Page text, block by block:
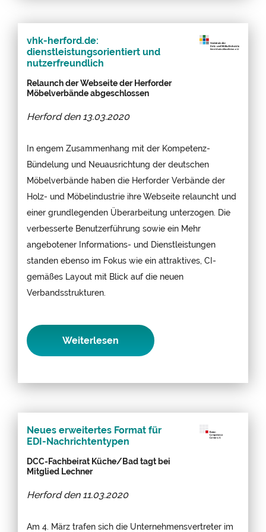
vhk-herford.de:
dienstleistungsorientiert und
nutzerfreundlich
Relaunch der Webseite der Herforder
Möbelverbände abgeschlossen
Herford den 13.03.2020
In engem Zusammenhang mit der Kompetenz-
Bündelung und Neuausrichtung der deutschen
Möbelverbände haben die Herforder Verbände der
Holz- und Möbelindustrie ihre Webseite relauncht und
einer grundlegenden Überarbeitung unterzogen. Die
verbesserte Benutzerführung sowie ein Mehr
angebotener Informations- und Dienstleistungen
standen ebenso im Fokus wie ein attraktives, CI-
gemäßes Layout mit Blick auf die neuen
Verbandsstrukturen.
Weiterlesen
Neues erweitertes Format für
EDI-Nachrichtentypen
DCC-Fachbeirat Küche/Bad tagt bei
Mitglied Lechner
Herford den 11.03.2020
Am 4. März trafen sich die Unternehmensvertreter im